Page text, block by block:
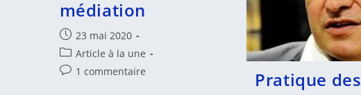
médiation
Publication
publiée :
23 mai 2020
Post
category:
Article à la une
Commentaires
1 commentaire
Pratique des